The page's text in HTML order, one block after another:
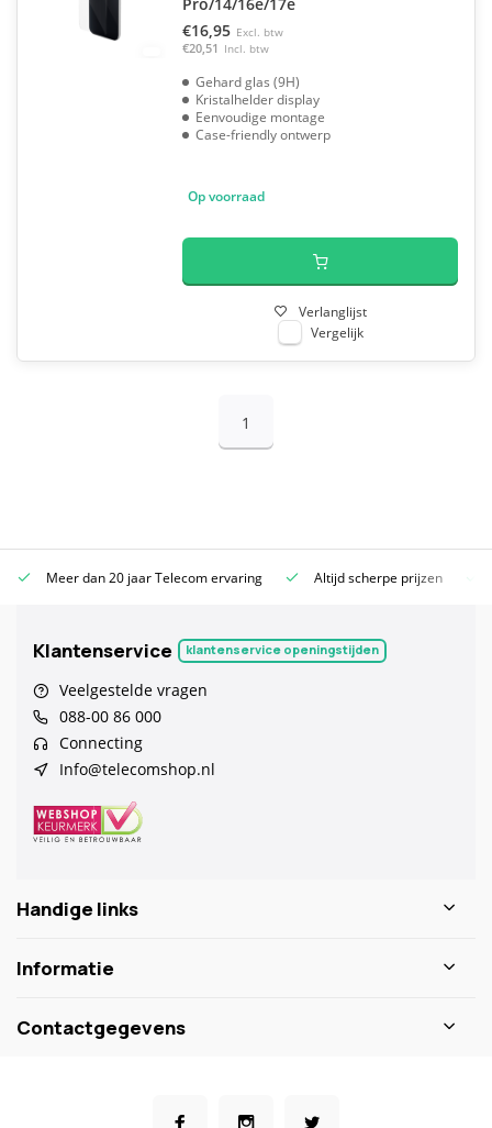
€16,95 Excl. btw
€20,51 Incl. btw
Gehard glas (9H)
Kristalhelder display
Eenvoudige montage
Case-friendly ontwerp
Op voorraad
Verlanglijst
Vergelijk
1
Meer dan 20 jaar Telecom ervaring Altijd scherpe prijzen
Klantenservice klantenservice openingstijden
Veelgestelde vragen
088-00 86 000
Connecting
Info@telecomshop.nl
Handige links
Informatie
Contactgegevens